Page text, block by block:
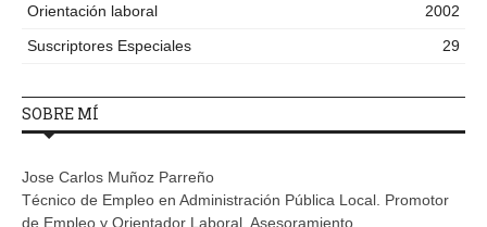
Orientación laboral
2002
Suscriptores Especiales
29
SOBRE MÍ
Jose Carlos Muñoz Parreño
Técnico de Empleo en Administración Pública Local. Promotor
de Empleo y Orientador Laboral. Asesoramiento